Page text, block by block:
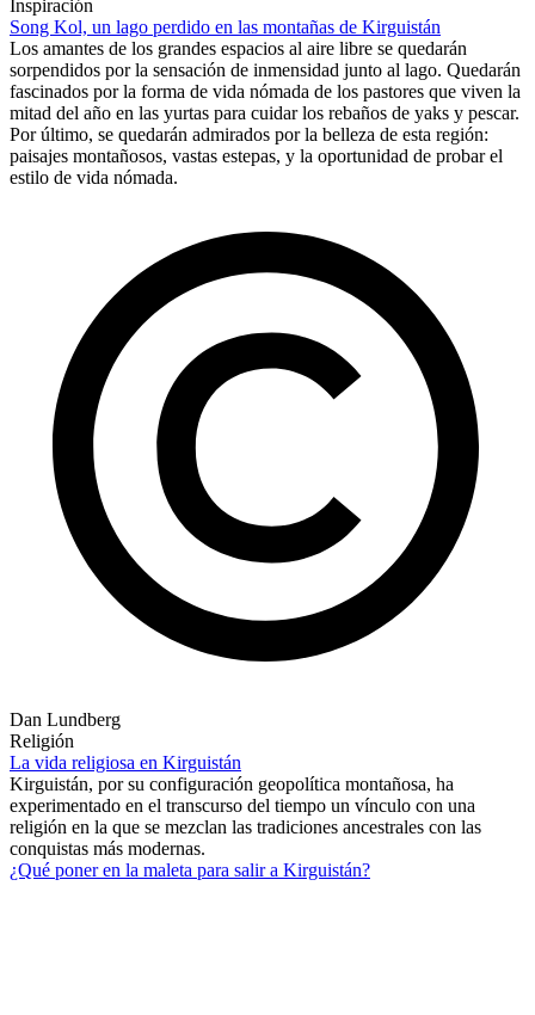
Inspiración
Song Kol, un lago perdido en las montañas de Kirguistán
Los amantes de los grandes espacios al aire libre se quedarán
sorpendidos por la sensación de inmensidad junto al lago. Quedarán
fascinados por la forma de vida nómada de los pastores que viven la
mitad del año en las yurtas para cuidar los rebaños de yaks y pescar.
Por último, se quedarán admirados por la belleza de esta región:
paisajes montañosos, vastas estepas, y la oportunidad de probar el
estilo de vida nómada.
Dan Lundberg
Religión
La vida religiosa en Kirguistán
Kirguistán, por su configuración geopolítica montañosa, ha
experimentado en el transcurso del tiempo un vínculo con una
religión en la que se mezclan las tradiciones ancestrales con las
conquistas más modernas.
¿Qué poner en la maleta para salir a Kirguistán?